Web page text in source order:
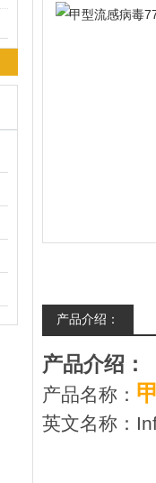
产品介绍：
产品介绍：
产品名称：
英文名称：